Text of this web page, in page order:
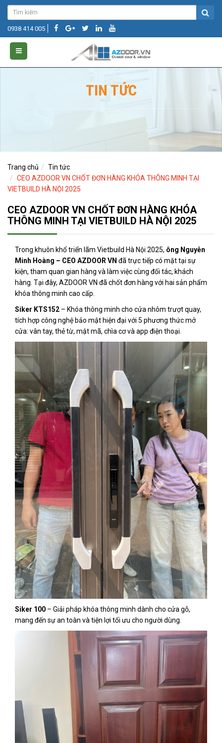
0938 414 005
TIN TỨC
Trang chủ
Tin tức
CEO AZDOOR VN CHỐT ĐƠN HÀNG KHÓA THÔNG MINH TẠI
VIETBUILD HÀ NỘI 2025
CEO AZDOOR VN CHỐT ĐƠN HÀNG KHÓA
THÔNG MINH TẠI VIETBUILD HÀ NỘI 2025
Trong khuôn khổ triển lãm Vietbuild Hà Nội 2025, ông Nguyễn
Minh Hoàng – CEO AZDOOR VN đã trực tiếp có mặt tại sự
kiện, tham quan gian hàng và làm việc cùng đối tác, khách
hàng. Tại đây, AZDOOR VN đã chốt đơn hàng với hai sản phẩm
khóa thông minh cao cấp.
Siker KTS152 – Khóa thông minh cho cửa nhôm trượt quay,
tích hợp công nghệ bảo mật hiện đại với 5 phương thức mở
cửa: vân tay, thẻ từ, mật mã, chìa cơ và app điện thoại.
Siker 100 – Giải pháp khóa thông minh dành cho cửa gỗ,
mang đến sự an toàn và tiện lợi tối ưu cho người dùng.